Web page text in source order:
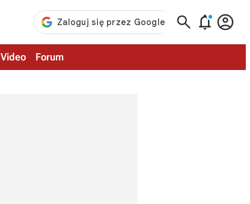
  
Video Forum